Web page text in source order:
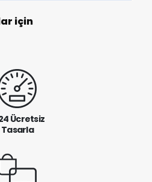
için
Ücretsiz
Tasarla